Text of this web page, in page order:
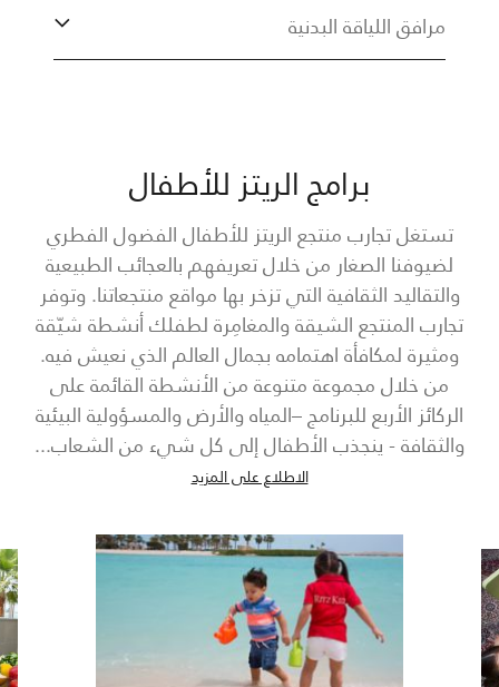
مرافق اللياقة البدنية
برامج الريتز للأطفال
تستغل تجارب منتجع الريتز للأطفال الفضول الفطري
لضيوفنا الصغار من خلال تعريفهم بالعجائب الطبيعية
والتقاليد الثقافية التي تزخر بها مواقع منتجعاتنا. وتوفر
تجارب المنتجع الشيقة والمغامِرة لطفلك أنشطة شيّقة
ومثيرة لمكافأة اهتمامه بجمال العالم الذي نعيش فيه.
من خلال مجموعة متنوعة من الأنشطة القائمة على
الركائز الأربع للبرنامج –المياه والأرض والمسؤولية البيئية
والثقافة - ينجذب الأطفال إلى كل شيء من الشعاب...
الاطلاع على المزيد